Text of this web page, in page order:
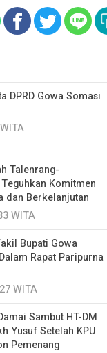
DPRD Gowa Somasi
Talenrang-
Komitmen
dan Berkelanjutan
WITA
Bupati Gowa
Rapat Paripurna
WITA
Sambut HT-DM
Yusuf Setelah KPU
Pemenang